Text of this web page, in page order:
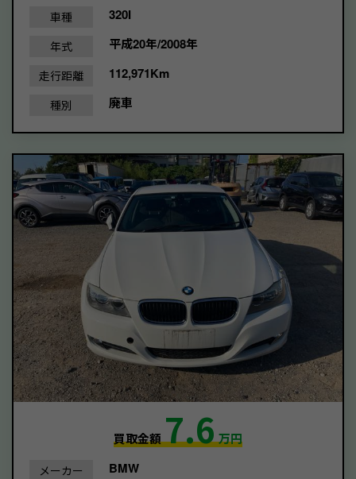
車種 320I
年式 平成20年/2008年
走行距離 112,971Km
種別 廃車
買取金額7.6万円
メーカー BMW